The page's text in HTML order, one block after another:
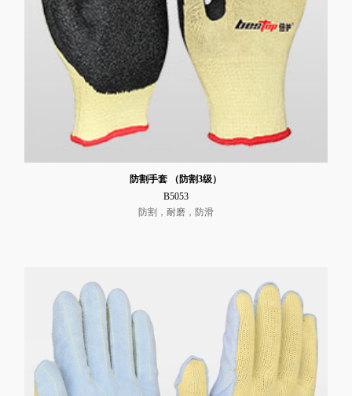
防割手套 （防割3级）
B5053
防割，耐磨，防滑